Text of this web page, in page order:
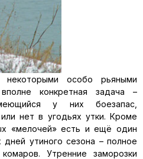
некоторыми особо рьяными
конкретная задача –
у них боезапас,
нет в угодьях утки. Кроме
«мелочей» есть и ещё один
утиного сезона – полное
Утренние заморозки